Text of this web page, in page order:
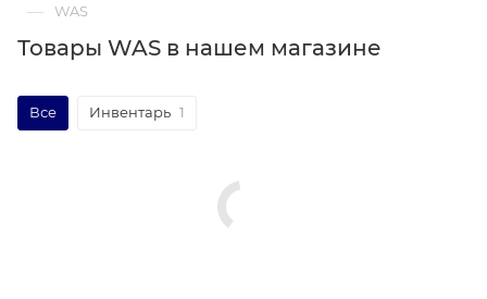
— WAS
Товары WAS в нашем магазине
Все Инвентарь 1